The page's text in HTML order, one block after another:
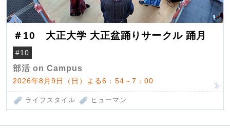
＃10 大正大学 大正盆踊りサークル 踊月
#10
部活 on Campus
2026年8月9日（日）よる6：54～7：00
ライフスタイル ヒューマン